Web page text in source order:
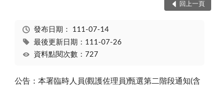
回上一頁
發布日期： 111-07-14
最後更新日期：111-07-26
資料點閱次數：727
公告：本署臨時人員(觀護佐理員)甄選第二階段通知(含